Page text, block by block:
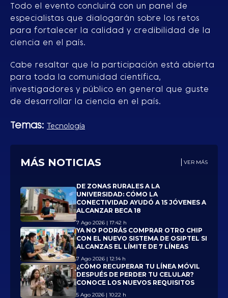
MÁS NOTICIAS VER MÁS
DE ZONAS RURALES A LA
UNIVERSIDAD: CÓMO LA
CONECTIVIDAD AYUDÓ A 15 JÓVENES A
ALCANZAR BECA 18
7 Ago 2026 | 17:42 h
YA NO PODRÁS COMPRAR OTRO CHIP
CON EL NUEVO SISTEMA DE OSIPTEL SI
ALCANZAS EL LÍMITE DE 7 LÍNEAS
7 Ago 2026 | 12:14 h
¿CÓMO RECUPERAR TU LÍNEA MÓVIL
DESPUÉS DE PERDER TU CELULAR?
CONOCE LOS NUEVOS REQUISITOS
5 Ago 2026 | 10:22 h
Todo el evento concluirá con un panel de
especialistas que dialogarán sobre los retos
para fortalecer la calidad y credibilidad de la
ciencia en el país.
Cabe resaltar que la participación está abierta
para toda la comunidad científica,
investigadores y público en general que guste
de desarrollar la ciencia en el país.
Temas: Tecnología